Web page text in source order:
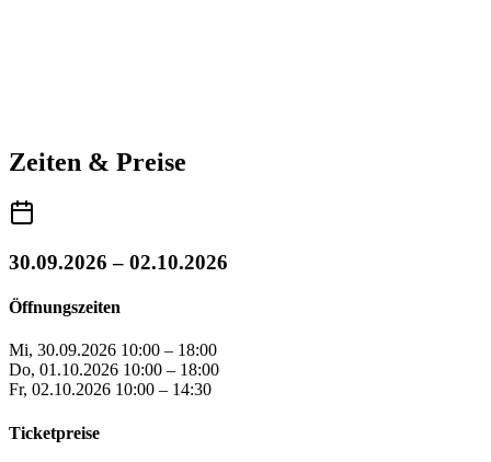
Zeiten & Preise
30.09.2026 – 02.10.2026
Öffnungszeiten
Mi, 30.09.2026 10:00 – 18:00
Do, 01.10.2026 10:00 – 18:00
Fr, 02.10.2026 10:00 – 14:30
Ticketpreise